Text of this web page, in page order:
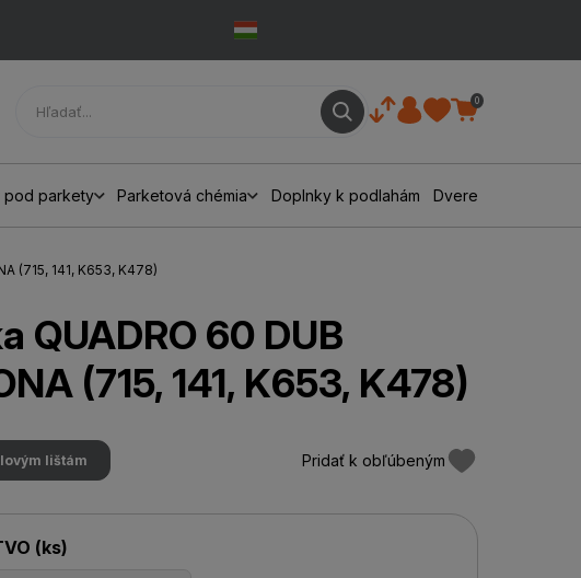
0
pod parkety Parketová chémia Doplnky k podlahám Dvere
(715, 141, K653, K478)
QUADRO 60 DUB
(715, 141, K653, K478)
lištám Pridať k obľúbeným
(ks)